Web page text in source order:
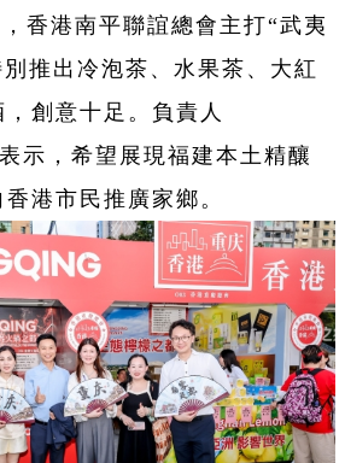
香港南平聯誼總會主打“武夷
推出冷泡茶、水果茶、大紅
創意十足。負責人
示，希望展現福建本土精釀
港市民推廣家鄉。